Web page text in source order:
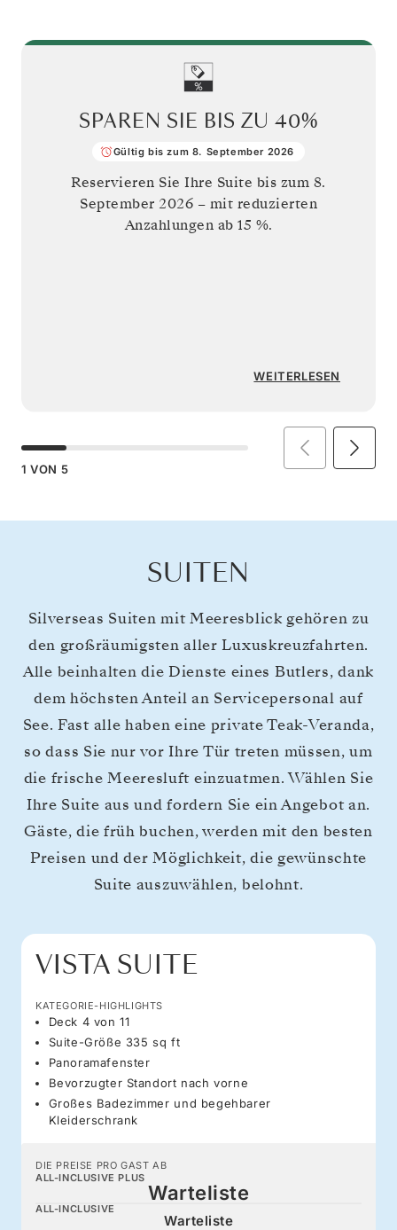
SPAREN SIE BIS ZU 40%
Gültig bis zum 8. September 2026
Reservieren Sie Ihre Suite bis zum 8.
September 2026 – mit reduzierten
Anzahlungen ab 15 %.
WEITERLESEN
1 VON 5
SUITEN
Silverseas Suiten mit Meeresblick gehören zu
den großräumigsten aller Luxuskreuzfahrten.
Alle beinhalten die Dienste eines Butlers, dank
dem höchsten Anteil an Servicepersonal auf
See. Fast alle haben eine private Teak-Veranda,
so dass Sie nur vor Ihre Tür treten müssen, um
die frische Meeresluft einzuatmen. Wählen Sie
Ihre Suite aus und fordern Sie ein Angebot an.
Gäste, die früh buchen, werden mit den besten
Preisen und der Möglichkeit, die gewünschte
Suite auszuwählen, belohnt.
VISTA SUITE
KATEGORIE-HIGHLIGHTS
Deck 4 von 11
Suite-Größe 335 sq ft
Panoramafenster
Bevorzugter Standort nach vorne
Großes Badezimmer und begehbarer
Kleiderschrank
DIE PREISE PRO GAST AB
ALL-INCLUSIVE PLUS
Warteliste
ALL-INCLUSIVE
Warteliste